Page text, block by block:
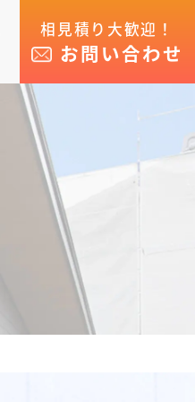
相見積り大歓迎！
お問い合わせ